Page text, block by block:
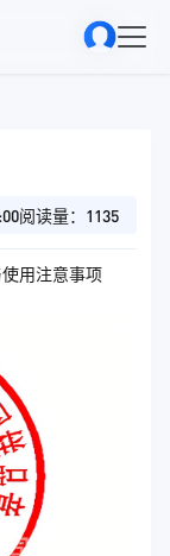
阅读量：1135
用注意事项